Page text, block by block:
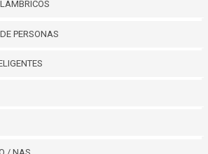
PERSONAS
/ NAS